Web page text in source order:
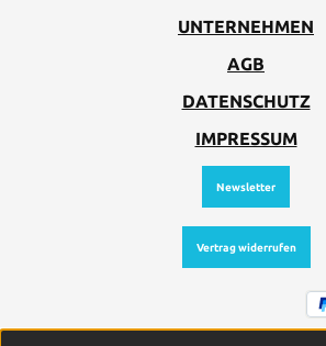
UNTERNEHMEN
AGB
DATENSCHUTZ
IMPRESSUM
Newsletter
Vertrag widerrufen